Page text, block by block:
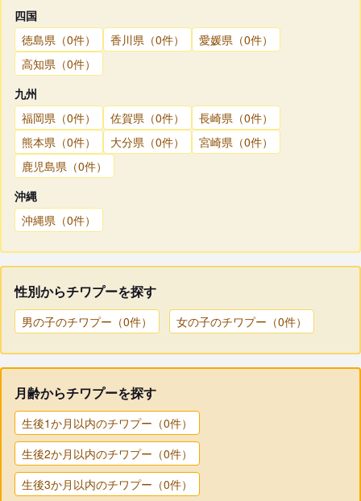
四国
徳島県（0件）
香川県（0件）
愛媛県（0件）
高知県（0件）
九州
福岡県（0件）
佐賀県（0件）
長崎県（0件）
熊本県（0件）
大分県（0件）
宮崎県（0件）
鹿児島県（0件）
沖縄
沖縄県（0件）
性別からチワプーを探す
男の子のチワプー（0件） 女の子のチワプー（0件）
月齢からチワプーを探す
生後1か月以内のチワプー（0件）
生後2か月以内のチワプー（0件）
生後3か月以内のチワプー（0件）